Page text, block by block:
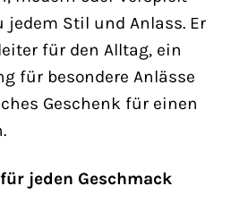
jedem Stil und Anlass. Er
für den Alltag, ein
für besondere Anlässe
Geschenk für einen
jeden Geschmack